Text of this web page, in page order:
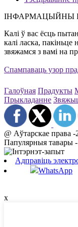
ІНФАРМАЦЫЙНЫ
Калі ў вас ёсць
калі ласка,
звяжамся з вамі на
Спампаваць узор
Галоўная Прадукты
Прыкладанне
@ Аўтарскае права
Папулярныя тавары
Адправіць
WhatsApp
x